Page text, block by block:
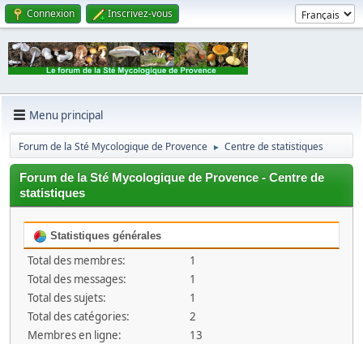
Connexion Inscrivez-vous
Menu principal
Forum de la Sté Mycologique de Provence ► Centre de statistiques
Forum de la Sté Mycologique de Provence - Centre de
statistiques
Statistiques générales
Total des membres:
1
Total des messages:
1
Total des sujets:
1
Total des catégories:
2
Membres en ligne:
13